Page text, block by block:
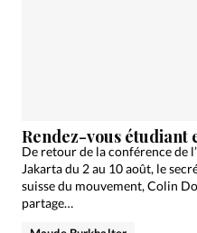
Devise: CHF
RUBRIQUES
Tous les articles
Rendez-vous étudiant
De retour de la conférence de
Jakarta du 2 au 10 août, le
suisse du mouvement, Colin
partage…